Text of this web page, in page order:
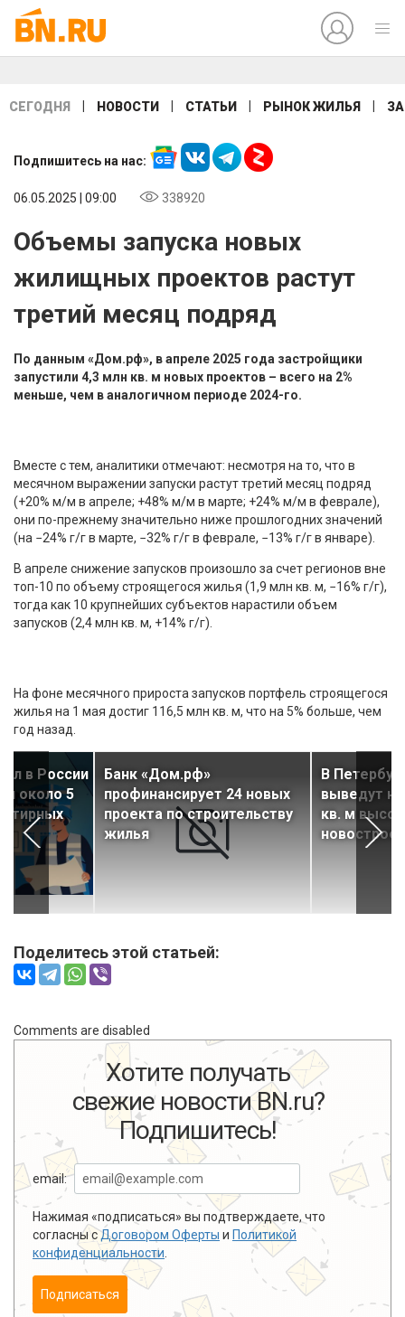
СЕГОДНЯ НОВОСТИ СТАТЬИ РЫНОК ЖИЛЬЯ
Подпишитесь на нас:
06.05.2025 | 09:00 338920
Объемы запуска новых
жилищных проектов растут
третий месяц подряд
По данным «Дом.рф», в апреле 2025 года застройщики
запустили 4,3 млн кв. м новых проектов – всего на 2%
меньше, чем в аналогичном периоде 2024-го.
Вместе с тем, аналитики отмечают: несмотря на то, что в
месячном выражении запуски растут третий месяц подряд
(+20% м/м в апреле; +48% м/м в марте; +24% м/м в феврале),
они по-прежнему значительно ниже прошлогодних значений
(на −24% г/г в марте, −32% г/г в феврале, −13% г/г в январе).
В апреле снижение запусков произошло за счет регионов вне
топ-10 по объему строящегося жилья (1,9 млн кв. м, −16% г/г),
тогда как 10 крупнейших субъектов нарастили объем
запусков (2,4 млн кв. м, +14% г/г).
На фоне месячного прироста запусков портфель строящегося
жилья на 1 мая достиг 116,5 млн кв. м, что на 5% больше, чем
год назад.
в России
около 5
Банк «Дом.рф»
профинансирует 24 новых
проекта по строительству
жилья
В
выведут
кв. м
новостроек
Поделитесь этой статьей:
Comments are disabled
Хотите получать
свежие новости BN.ru?
Подпишитесь!
email:
Нажимая «подписаться» вы подтверждаете, что
согласны сДоговором Оферты и Политикой
конфиденциальности
Подписаться